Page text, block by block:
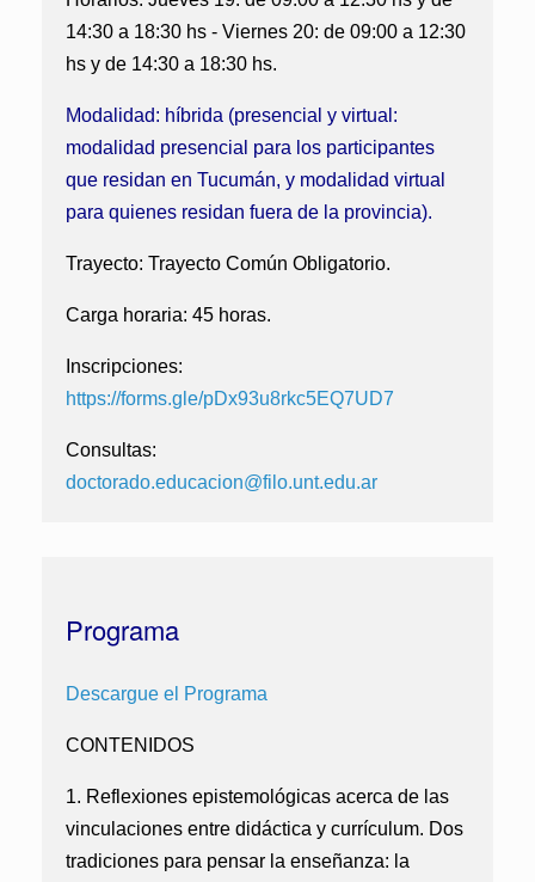
14:30 a 18:30 hs - Viernes 20: de 09:00 a 12:30
hs y de 14:30 a 18:30 hs.
Modalidad: híbrida (presencial y virtual:
modalidad presencial para los participantes
que residan en Tucumán, y modalidad virtual
para quienes residan fuera de la provincia).
Trayecto: Trayecto Común Obligatorio.
Carga horaria: 45 horas.
Inscripciones:
https://forms.gle/pDx93u8rkc5EQ7UD7
Consultas:
doctorado.educacion@filo.unt.edu.ar
Programa
Descargue el Programa
CONTENIDOS
1. Reflexiones epistemológicas acerca de las
vinculaciones entre didáctica y currículum. Dos
tradiciones para pensar la enseñanza: la